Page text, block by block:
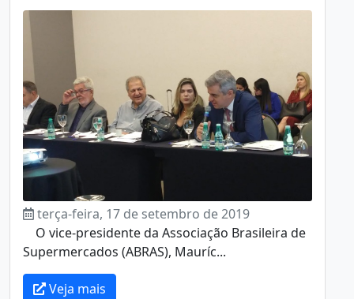
terça-feira, 17 de setembro de 2019
O vice-presidente da Associação Brasileira de
Supermercados (ABRAS), Mauríc...
Veja mais